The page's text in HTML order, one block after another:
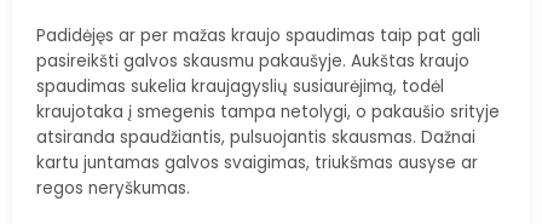
Padidėjęs ar per mažas kraujo spaudimas taip pat gali
pasireikšti galvos skausmu pakaušyje. Aukštas kraujo
spaudimas sukelia kraujagyslių susiaurėjimą, todėl
kraujotaka į smegenis tampa netolygi, o pakaušio srityje
atsiranda spaudžiantis, pulsuojantis skausmas. Dažnai
kartu juntamas galvos svaigimas, triukšmas ausyse ar
regos neryškumas.